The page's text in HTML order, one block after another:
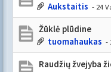
Aukstaitis - 24
Žūklė plūdine
tuomahaukas -
Raudžių žvejyba